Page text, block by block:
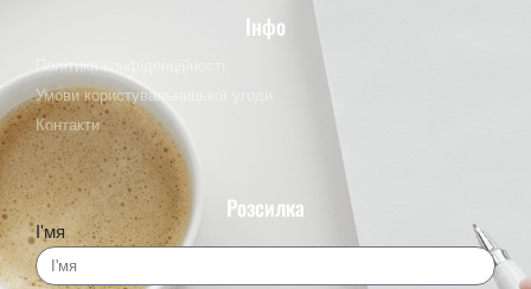
Інфо
Політика конфіденційності
Умови користувальницької угоди
Контакти
Розсилка
І'мя